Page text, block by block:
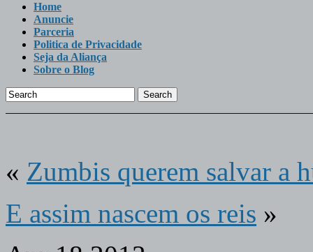
Home
Anuncie
Parceria
Politica de Privacidade
Seja da Aliança
Sobre o Blog
Search
« Zumbis querem salvar a
E assim nascem os reis »